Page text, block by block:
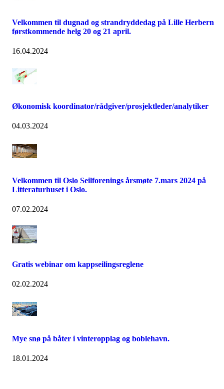
Velkommen til dugnad og strandryddedag på Lille Herbern
førstkommende helg 20 og 21 april.
16.04.2024
Økonomisk koordinator/rådgiver/prosjektleder/analytiker
04.03.2024
Velkommen til Oslo Seilforenings årsmøte 7.mars 2024 på
Litteraturhuset i Oslo.
07.02.2024
Gratis webinar om kappseilingsreglene
02.02.2024
Mye snø på båter i vinteropplag og boblehavn.
18.01.2024